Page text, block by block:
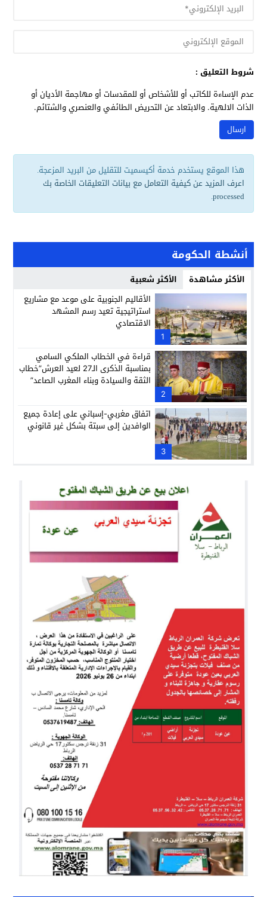
شروط التعليق :
عدم الإساءة للكاتب أو للأشخاص أو للمقدسات أو مهاجمة الأديان أو
الذات الالهية. والابتعاد عن التحريض الطائفي والعنصري والشتائم.
هذا الموقع يستخدم خدمة أكيسميت للتقليل من البريد المزعجة.
اعرف المزيد عن كيفية التعامل مع بيانات التعليقات الخاصة بك
processed
.
أنشطة الحكومة
الأكثر مشاهدة الأكثر شعبية
1
الأقاليم الجنوبية على موعد مع مشاريع
استراتيجية تعيد رسم المشهد
الاقتصادي
2
قراءة في الخطاب الملكي السامي
بمناسبة الذكرى الـ27 لعيد العرش”خطاب
الثقة والسيادة وبناء المغرب الصاعد”
3
اتفاق مغربي-إسباني على إعادة جميع
الوافدين إلى سبتة بشكل غير قانوني